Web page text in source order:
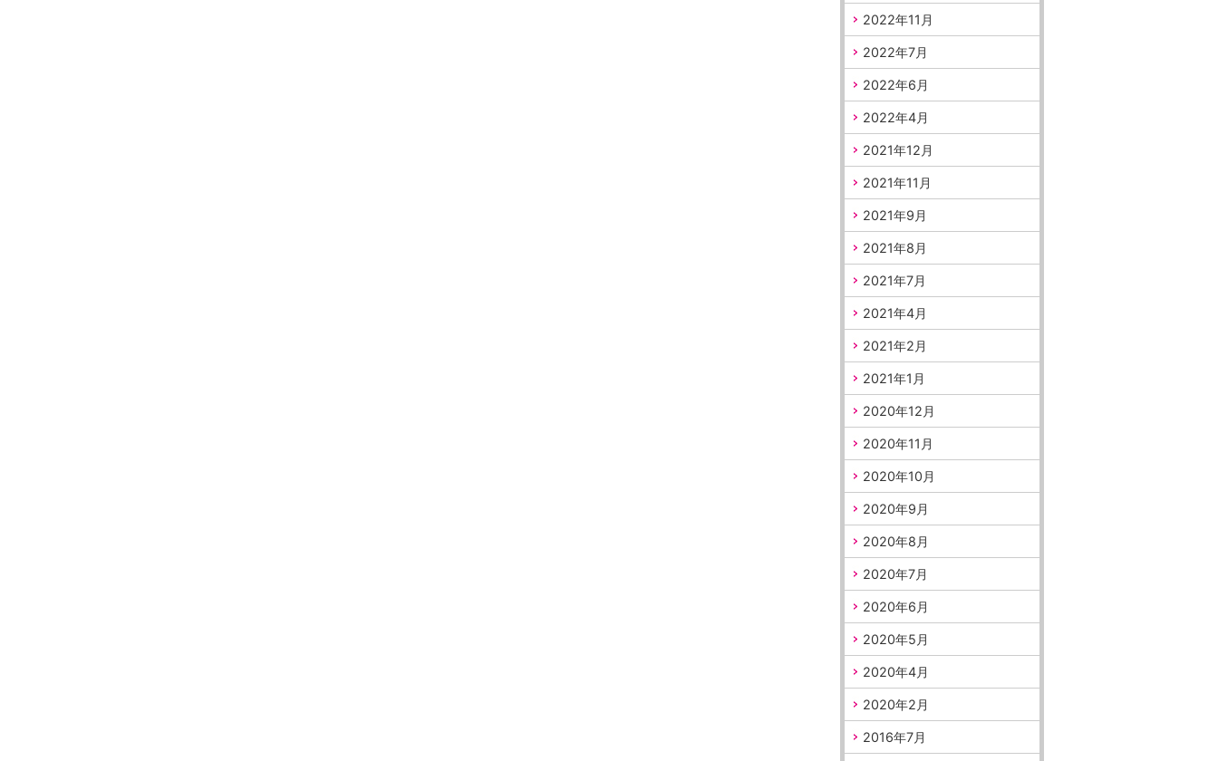
2022年11月
2022年7月
2022年6月
2022年4月
2021年12月
2021年11月
2021年9月
2021年8月
2021年7月
2021年4月
2021年2月
2021年1月
2020年12月
2020年11月
2020年10月
2020年9月
2020年8月
2020年7月
2020年6月
2020年5月
2020年4月
2020年2月
2016年7月